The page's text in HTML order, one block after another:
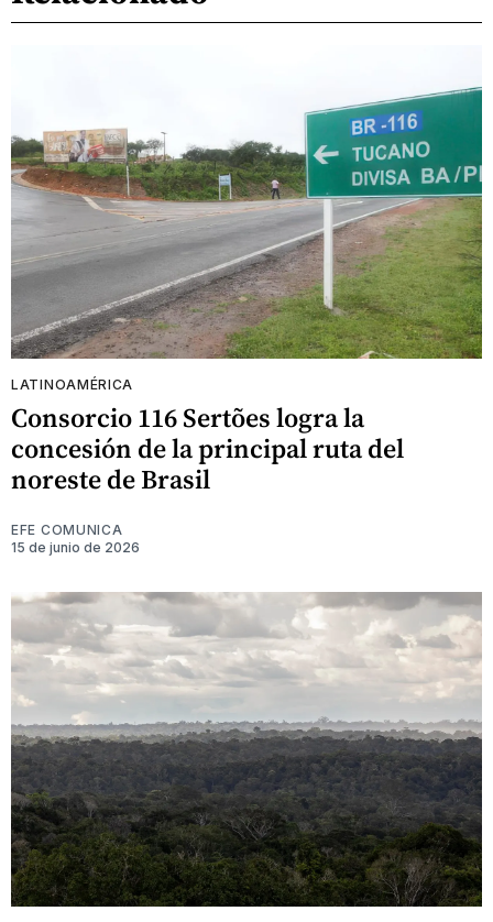
LATINOAMÉRICA
Consorcio 116 Sertões logra la
concesión de la principal ruta del
noreste de Brasil
EFE COMUNICA
15 de junio de 2026